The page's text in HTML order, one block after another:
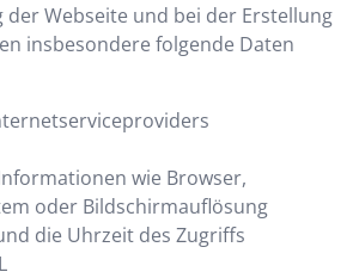
Webseite und bei der Erstellung
insbesondere folgende Daten
wie Browser,
oder Bildschirmauflösung
die Uhrzeit des Zugriffs